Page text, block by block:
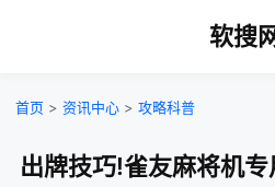
软搜
首页 > 资讯中心 > 攻略科普
出牌技巧!雀友麻将机